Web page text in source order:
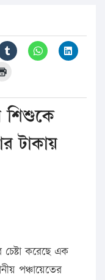
শিশুকে
টাকায়
করেছে এক
পঞ্চায়েতের